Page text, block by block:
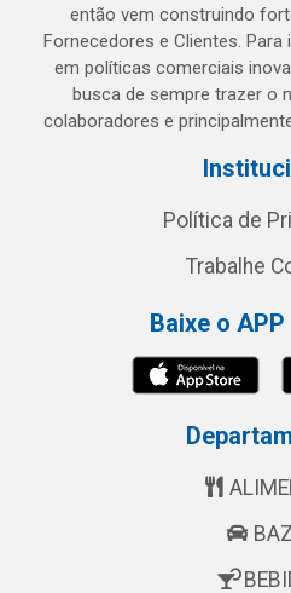
então vem construindo
Fornecedores e Clientes.
em políticas comerciais
busca de sempre trazer o
colaboradores e
Política de
Trabalhe
Baixe o